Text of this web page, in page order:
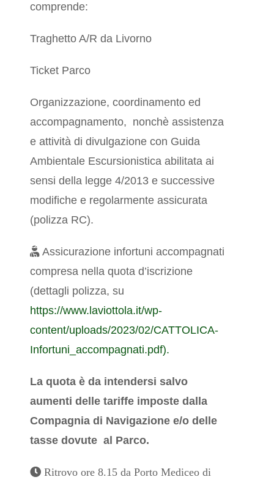
comprende:
Traghetto A/R da Livorno
Ticket Parco
Organizzazione, coordinamento ed
accompagnamento, nonchè assistenza
e attività di divulgazione con Guida
Ambientale Escursionistica abilitata ai
sensi della legge 4/2013 e successive
modifiche e regolarmente assicurata
(polizza RC).
Assicurazione infortuni accompagnati
compresa nella quota d’iscrizione
(dettagli polizza, su
https://www.laviottola.it/wp-
content/uploads/2023/02/CATTOLICA-
Infortuni_accompagnati.pdf).
La quota è da intendersi salvo
aumenti delle tariffe imposte dalla
Compagnia di Navigazione e/o delle
tasse dovute al Parco.
Ritrovo ore 8.15 da Porto Mediceo di